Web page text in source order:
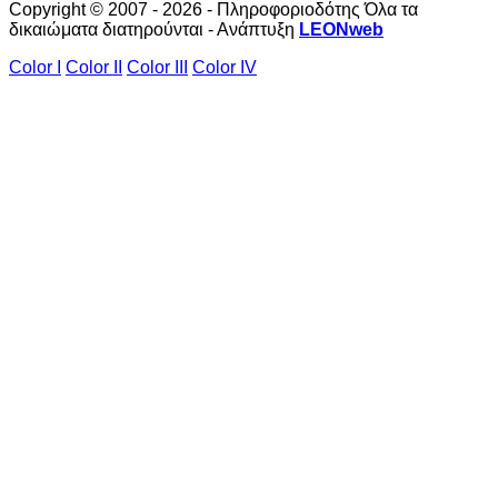
Copyright © 2007 - 2026 - Πληροφοριοδότης Όλα τα
δικαιώματα διατηρούνται - Ανάπτυξη LEONweb
Color I
Color II Color III Color IV